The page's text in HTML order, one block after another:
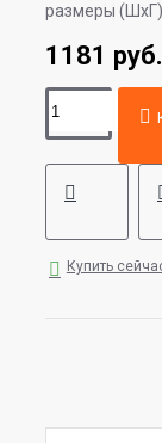
размеры (ШхГ):
1181 руб.
Купить